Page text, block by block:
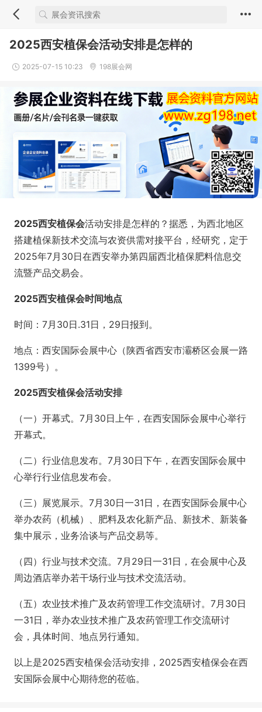
2025西安植保会活动安排是怎样的
2025-07-15 10:23 198展会网
2025西安植保会活动安排是怎样的？据悉，为西北地区
搭建植保新技术交流与农资供需对接平台，经研究，定于
2025年7月30日在西安举办第四届西北植保肥料信息交
流暨产品交易会。
2025西安植保会时间地点
时间：7月30日.31日，29日报到。
地点：西安国际会展中心（陕西省西安市灞桥区会展一路
1399号）。
2025西安植保会活动安排
（一）开幕式。7月30日上午，在西安国际会展中心举行
开幕式。
（二）行业信息发布。7月30日下午，在西安国际会展中
心举行行业信息发布会。
（三）展览展示。7月30日一31日，在西安国际会展中心
举办农药（机械）、肥料及农化新产品、新技术、新装备
集中展示，业务洽谈与产品交易等。
（四）行业与技术交流。7月29日一31日，在会展中心及
周边酒店举办若干场行业与技术交流活动。
（五）农业技术推广及农药管理工作交流研讨。7月30日
一31日，举办农业技术推广及农药管理工作交流研讨
会，具体时间、地点另行通知。
以上是2025西安植保会活动安排，2025西安植保会在西
安国际会展中心期待您的莅临。